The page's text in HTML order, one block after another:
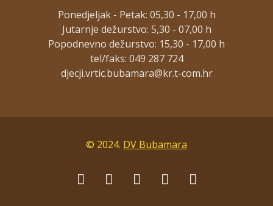
Ponedjeljak - Petak: 05,30 - 17,00 h
Jutarnje dežurstvo: 5,30 - 07,00 h
Popodnevno dežurstvo: 15,30 - 17,00 h
tel/faks: 049 287 724
djecji.vrtic.bubamara@kr.t-com.hr
© 2024. DV Bubamara